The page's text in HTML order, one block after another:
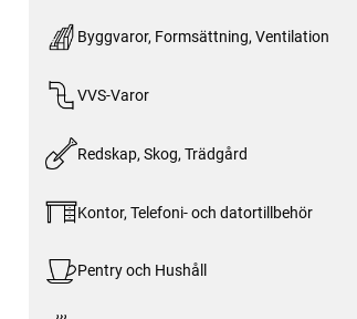
Byggvaror, Formsättning, Ventilation
VVS-Varor
Redskap, Skog, Trädgård
Kontor, Telefoni- och datortillbehör
Pentry och Hushåll